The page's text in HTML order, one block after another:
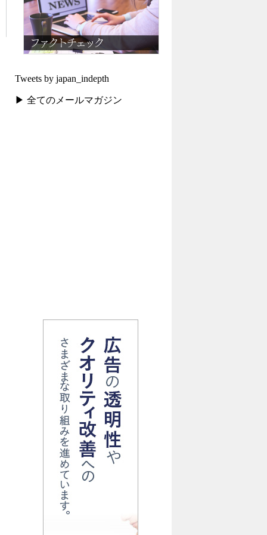
Tweets by japan_indepth
▶ 全てのメールマガジン